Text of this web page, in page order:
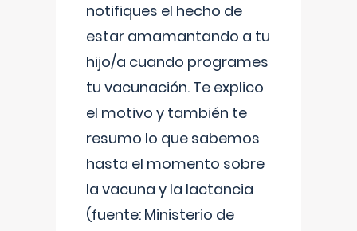
notifiques el hecho de
estar amamantando a tu
hijo/a cuando programes
tu vacunación. Te explico
el motivo y también te
resumo lo que sabemos
hasta el momento sobre
la vacuna y la lactancia
(fuente: Ministerio de